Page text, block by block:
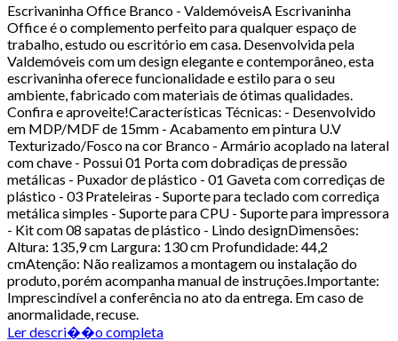
Escrivaninha Office Branco - ValdemóveisA Escrivaninha
Office é o complemento perfeito para qualquer espaço de
trabalho, estudo ou escritório em casa. Desenvolvida pela
Valdemóveis com um design elegante e contemporâneo, esta
escrivaninha oferece funcionalidade e estilo para o seu
ambiente, fabricado com materiais de ótimas qualidades.
Confira e aproveite!Características Técnicas: - Desenvolvido
em MDP/MDF de 15mm - Acabamento em pintura U.V
Texturizado/Fosco na cor Branco - Armário acoplado na lateral
com chave - Possui 01 Porta com dobradiças de pressão
metálicas - Puxador de plástico - 01 Gaveta com corrediças de
plástico - 03 Prateleiras - Suporte para teclado com corrediça
metálica simples - Suporte para CPU - Suporte para impressora
- Kit com 08 sapatas de plástico - Lindo designDimensões:
Altura: 135,9 cm Largura: 130 cm Profundidade: 44,2
cmAtenção: Não realizamos a montagem ou instalação do
produto, porém acompanha manual de instruções.Importante:
Imprescindível a conferência no ato da entrega. Em caso de
anormalidade, recuse.
Ler descri��o completa